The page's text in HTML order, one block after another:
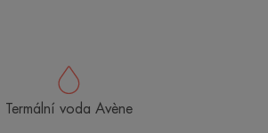
Termální voda Avène